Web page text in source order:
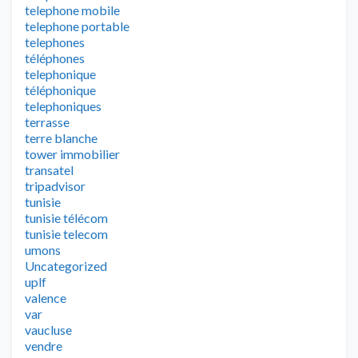
telephone mobile
telephone portable
telephones
téléphones
telephonique
téléphonique
telephoniques
terrasse
terre blanche
tower immobilier
transatel
tripadvisor
tunisie
tunisie télécom
tunisie telecom
umons
Uncategorized
uplf
valence
var
vaucluse
vendre